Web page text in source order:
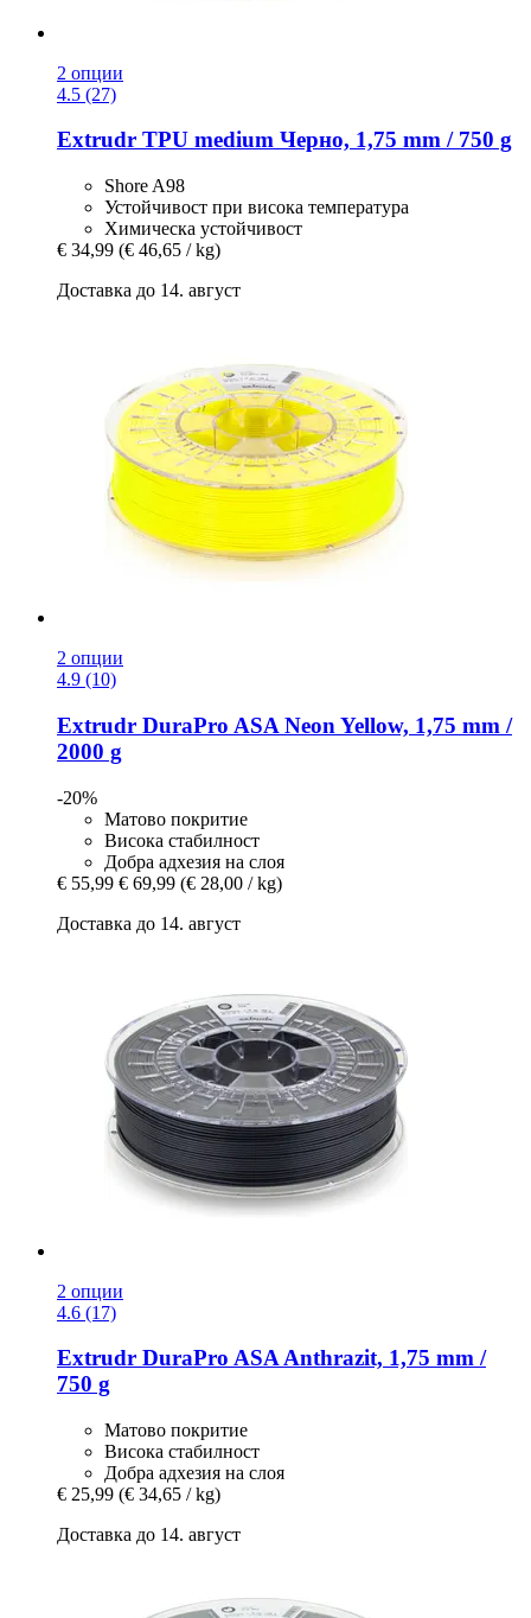
2 опции
4.5 (27)
Extrudr TPU medium Черно, 1,75 mm / 750 g
Shore A98
Устойчивост при висока температура
Химическа устойчивост
€ 34,99 (€ 46,65 / kg)
Доставка до 14. август
2 опции
4.9 (10)
Extrudr DuraPro ASA Neon Yellow, 1,75 mm /
2000 g
-20%
Матово покритие
Висока стабилност
Добра адхезия на слоя
€ 55,99 € 69,99 (€ 28,00 / kg)
Доставка до 14. август
2 опции
4.6 (17)
Extrudr DuraPro ASA Anthrazit, 1,75 mm /
750 g
Матово покритие
Висока стабилност
Добра адхезия на слоя
€ 25,99 (€ 34,65 / kg)
Доставка до 14. август